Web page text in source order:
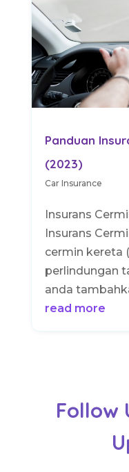
Panduan
(2023)
Car Insurance
Insurans
Insurans
cermin kereta
perlindungan
anda
read more
Follow